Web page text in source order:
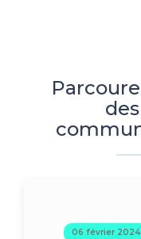
06 février 2024